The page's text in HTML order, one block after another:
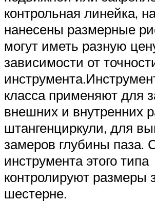
контрольная линейка,
нанесены размерные
могут иметь разную
зависимости от
класса применяют для
внешних и внутренних
штангенциркули, для
замеров глубины
инструмента этого типа
контролируют размеры
шестерне.